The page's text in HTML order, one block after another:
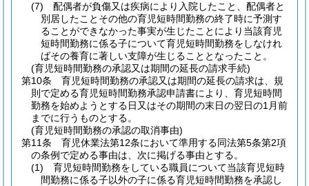
(7)
配偶者が負傷又は疾病により入院したこと、配偶者と
別居したことその他の育児短時間勤務の終了時に予測す
ることができなかった事実が生じたことにより当該育児
短時間勤務に係る子について育児短時間勤務をしなけれ
ばその養育に著しい支障が生じることとなったこと。
(育児短時間勤務の承認又は期間の延長の請求手続)
第10条
育児短時間勤務の承認又は期間の延長の請求は、規
則で定める育児短時間勤務承認申請書により、育児短時間
勤務を始めようとする日又はその期間の末日の翌日の1月前
までに行うものとする。
(育児短時間勤務の承認の取消事由)
第11条
育児休業法第12条において準用する同法第5条第2項
の条例で定める事由は、次に掲げる事由とする。
(1)
育児短時間勤務をしている職員について当該育児短時
間勤務に係る子以外の子に係る育児短時間勤務を承認し